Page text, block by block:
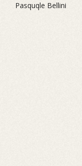
Pasquqle Bellini